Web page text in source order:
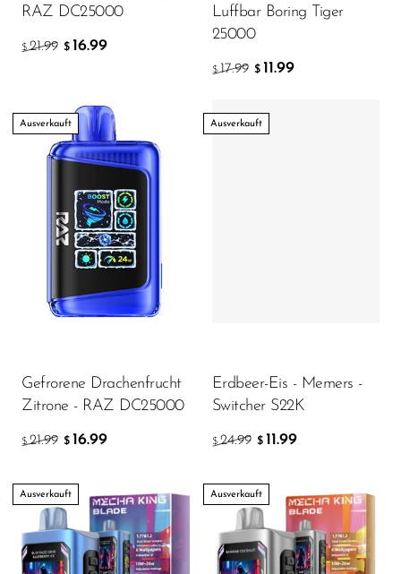
RAZ DC25000
$ 21.99 $ 16.99
Luffbar Boring Tiger
25000
$ 17.99 $ 11.99
Ausverkauft
Gefrorene Drachenfrucht
Zitrone - RAZ DC25000
$ 21.99 $ 16.99
Ausverkauft
Erdbeer-Eis - Memers -
Switcher S22K
$ 24.99 $ 11.99
Ausverkauft Ausverkauft